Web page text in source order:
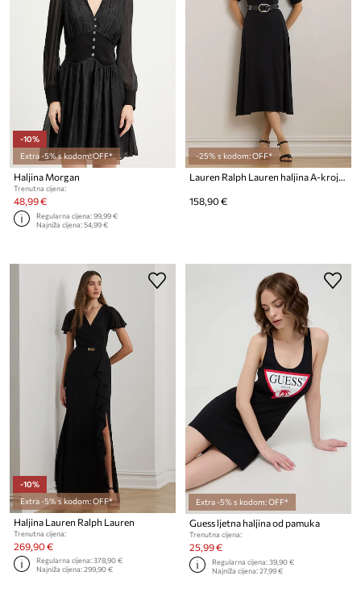
-10%
Extra -5% s kodom: OFF*
Haljina Morgan
Trenutna cijena:
48,99 €
Regularna cijena:99,99 €
Najniža cijena:54,99 €
-25% s kodom: OFF*
Lauren Ralph Lauren haljina A-kroja s pamukom
158,90 €
-10%
Extra -5% s kodom: OFF*
Haljina Lauren Ralph Lauren
Trenutna cijena:
269,90 €
Regularna cijena:378,90 €
Najniža cijena:299,90 €
Extra -5% s kodom: OFF*
Guess ljetna haljina od pamuka
Trenutna cijena:
25,99 €
Regularna cijena:39,90 €
Najniža cijena:27,99 €